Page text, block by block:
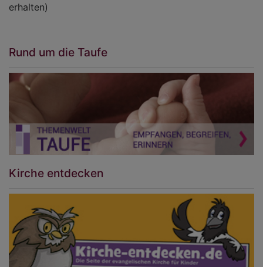
erhalten)
Rund um die Taufe
Kirche entdecken